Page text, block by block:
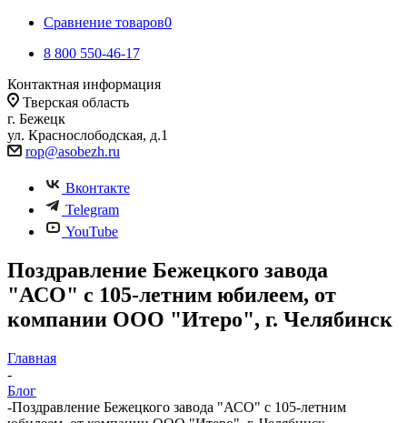
Сравнение товаров0
8 800 550-46-17
Контактная информация
Тверская область
г. Бежецк
ул. Краснослободская, д.1
rop@asobezh.ru
Вконтакте
Telegram
YouTube
Поздравление Бежецкого завода
"АСО" с 105-летним юбилеем, от
компании ООО "Итеро", г. Челябинск
Главная
-
Блог
-Поздравление Бежецкого завода "АСО" с 105-летним